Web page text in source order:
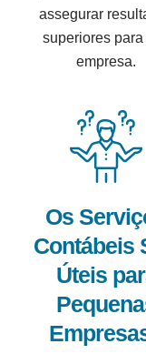
assegurar
superiores para
empresa.
Os
Contábeis
Úteis